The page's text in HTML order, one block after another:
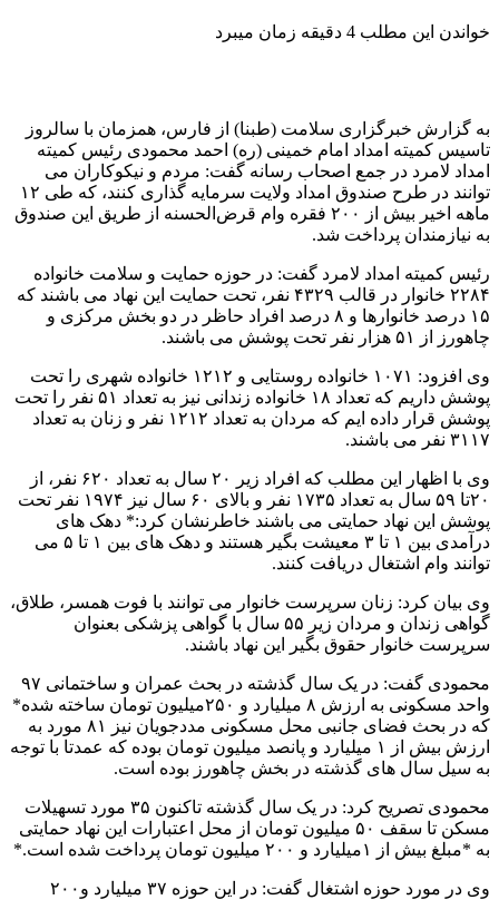
خواندن این مطلب 4 دقیقه زمان میبرد
به گزارش خبرگزاری سلامت (طبنا) از فارس، همزمان با سالروز
تاسیس کمیته امداد امام خمینی (ره) احمد محمودی رئیس کمیته
امداد لامرد در جمع اصحاب رسانه گفت: مردم و نیکوکاران می
توانند در طرح صندوق امداد ولایت سرمایه گذاری کنند، که طی ۱۲
ماهه اخیر بیش از ۲۰۰ فقره وام قرض‌الحسنه از طریق این صندوق
به نیازمندان پرداخت شد.
رئیس کمیته امداد لامرد گفت: در حوزه حمایت و سلامت خانواده
۲۲۸۴ خانوار در قالب ۴۳۲۹ نفر، تحت حمایت این نهاد می باشند که
۱۵ درصد خانوارها و ۸ درصد افراد حاظر در دو بخش مرکزی و
چاهورز از ۵۱ هزار نفر تحت پوشش می باشند.
وی افزود: ۱۰۷۱ خانواده روستایی و ۱۲۱۲ خانواده شهری را تحت
پوشش داریم که تعداد ۱۸ خانواده زندانی نیز به تعداد ۵۱ نفر را تحت
پوشش قرار داده ایم که مردان به تعداد ۱۲۱۲ نفر و زنان به تعداد
۳۱۱۷ نفر می باشند.
وی با اظهار این مطلب که افراد زیر ۲۰ سال به تعداد ۶۲۰ نفر، از
۲۰تا ۵۹ سال به تعداد ۱۷۳۵ نفر و بالای ۶۰ سال نیز ۱۹۷۴ نفر تحت
پوشش این نهاد حمایتی می باشند خاطرنشان کرد:* دهک های
درآمدی بین ۱ تا ۳ معیشت بگیر هستند و دهک های بین ۱ تا ۵ می
توانند وام اشتغال دریافت کنند.
وی بیان کرد: زنان سرپرست خانوار می توانند با فوت همسر، طلاق،
گواهی زندان و مردان زیر ۵۵ سال با گواهی پزشکی بعنوان
سرپرست خانوار حقوق بگیر این نهاد باشند.
محمودی گفت: در یک سال گذشته در بحث عمران و ساختمانی ۹۷
واحد مسکونی به ارزش ۸ میلیارد و ۲۵۰میلیون تومان ساخته شده*
که در بحث فضای جانبی محل مسکونی مددجویان نیز ۸۱ مورد به
ارزش بیش از ۱ میلیارد و پانصد میلیون تومان بوده که عمدتا با توجه
به سیل سال های گذشته در بخش چاهورز بوده است.
محمودی تصریح کرد: در یک سال گذشته تاکنون ۳۵ مورد تسهیلات
مسکن تا سقف ۵۰ میلیون تومان از محل اعتبارات این نهاد حمایتی
به *مبلغ بیش از ۱میلیارد و ۲۰۰ میلیون تومان پرداخت شده است.*
وی در مورد حوزه اشتغال گفت: در این حوزه ۳۷ میلیارد و۲۰۰